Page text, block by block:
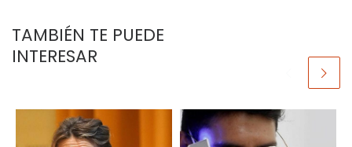
TAMBIÉN TE PUEDE
INTERESAR